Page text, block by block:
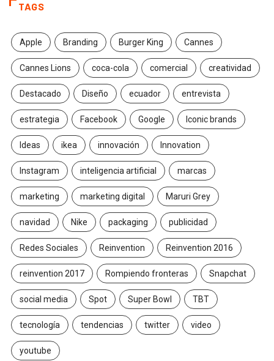
TAGS
Apple Branding Burger King Cannes
Cannes Lions coca-cola comercial creatividad
Destacado Diseño ecuador entrevista
estrategia Facebook Google Iconic brands
Ideas ikea innovación Innovation
Instagram inteligencia artificial marcas
marketing marketing digital Maruri Grey
navidad Nike packaging publicidad
Redes Sociales Reinvention Reinvention 2016
reinvention 2017 Rompiendo fronteras Snapchat
social media Spot Super Bowl TBT
tecnología tendencias twitter video
youtube